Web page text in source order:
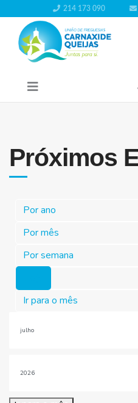
214 173 090
Próximos
Por ano
Por mês
Por semana
Ir para o mês